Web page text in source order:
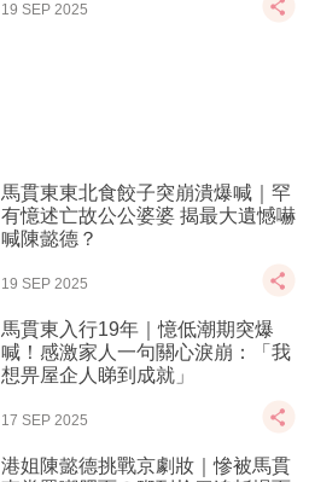
19 SEP 2025
馬貫東東北食餃子突崩潰爆喊｜罕
有憶述亡故公公婆婆 揭最大遺憾嚇
喊陳懿德？
19 SEP 2025
馬貫東入行19年｜憶低潮期突爆
喊！感激家人一句關心淚崩：「我
想畀屋企人睇到成就」
17 SEP 2025
港姐陳懿德挑戰京劇妝｜慘被馬貫